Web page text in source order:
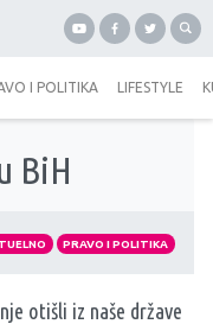
I POLITIKA LIFESTYLE
BiH
PRAVO I POLITIKA
otišli iz naše države